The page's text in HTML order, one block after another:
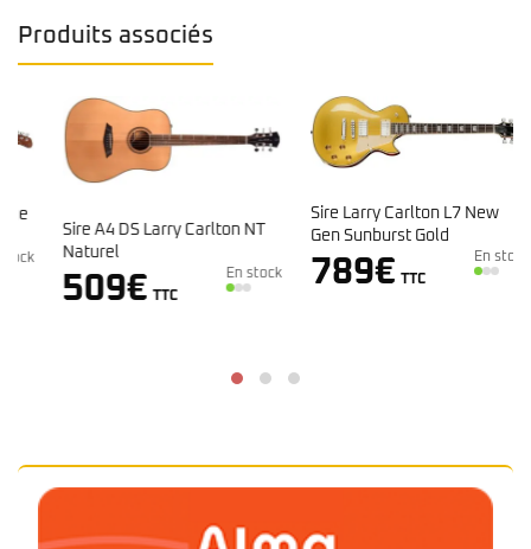
Produits associés
Sire A4 DS Larry Carlton NT
Naturel
509€ TTC
En stock
Sire Larry Carlton L7 New
Gen Sunburst Gold
789€ TTC
En stock